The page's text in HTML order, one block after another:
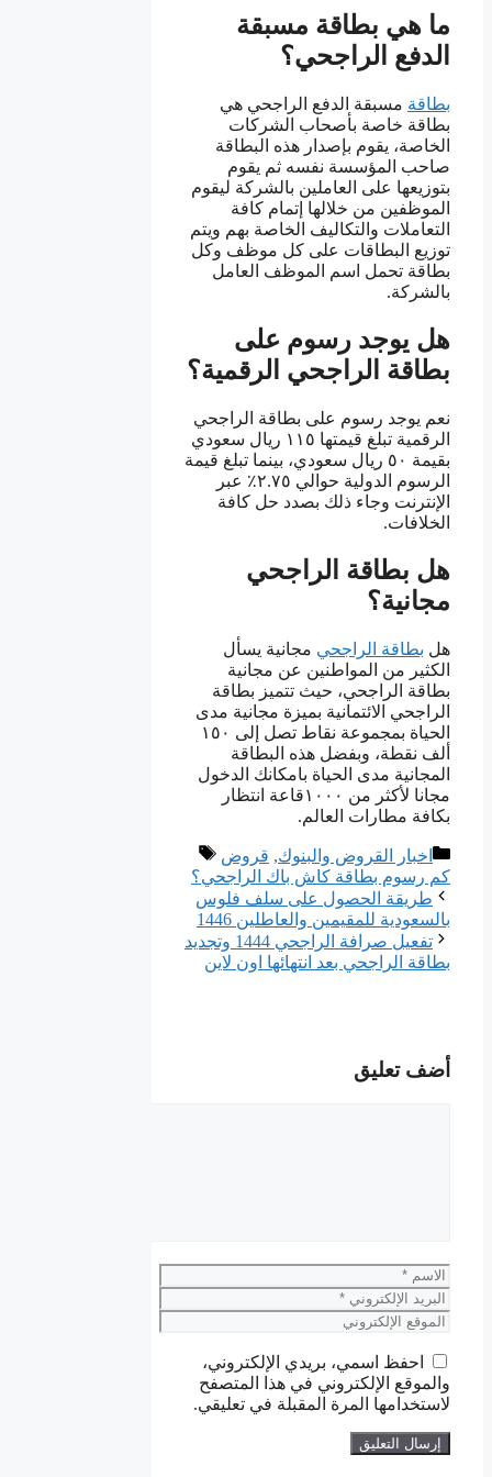
ما هي بطاقة مسبقة
الدفع الراجحي؟
بطاقة مسبقة الدفع الراجحي هي
بطاقة خاصة بأصحاب الشركات
الخاصة، يقوم بإصدار هذه البطاقة
صاحب المؤسسة نفسه ثم يقوم
بتوزيعها على العاملين بالشركة ليقوم
الموظفين من خلالها إتمام كافة
التعاملات والتكاليف الخاصة بهم ويتم
توزيع البطاقات على كل موظف وكل
بطاقة تحمل اسم الموظف العامل
بالشركة.
هل يوجد رسوم على
بطاقة الراجحي الرقمية؟
نعم يوجد رسوم على بطاقة الراجحي
الرقمية تبلغ قيمتها ١١٥ ريال سعودي
بقيمة ٥٠ ريال سعودي، بينما تبلغ قيمة
الرسوم الدولية حوالي ٢.٧٥٪ عبر
الإنترنت وجاء ذلك بصدد حل كافة
الخلافات.
هل بطاقة الراجحي
مجانية؟
هل بطاقة الراجحي مجانية يسأل
الكثير من المواطنين عن مجانية
بطاقة الراجحي، حيث تتميز بطاقة
الراجحي الائتمانية بميزة مجانية مدى
الحياة بمجموعة نقاط تصل إلى ١٥٠
ألف نقطة، وبفضل هذه البطاقة
المجانية مدى الحياة بامكانك الدخول
مجانا لأكثر من ١٠٠٠قاعة انتظار
بكافة مطارات العالم.
التصنيفات
اخبار القروض والبنوك, قروض
الوسوم
كم رسوم بطاقة كاش باك الراجحي؟
طريقة الحصول على سلف فلوس
بالسعودية للمقيمين والعاطلين 1446
تفعيل صرافة الراجحي 1444 وتجديد
بطاقة الراجحي بعد انتهائها اون لاين
أضف تعليق
الاسم
البريد
الإلكتروني
الموقع
احفظ اسمي، بريدي الإلكتروني،
والموقع الإلكتروني في هذا المتصفح
لاستخدامها المرة المقبلة في تعليقي.